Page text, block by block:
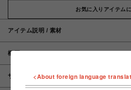
お気に入りアイテム
アイテム説明 / 素材
概要
サイズ <About foreign language